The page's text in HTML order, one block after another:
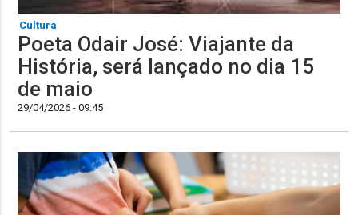
Cultura
Poeta Odair José: Viajante da
História, será lançado no dia 15
de maio
29/04/2026 - 09:45